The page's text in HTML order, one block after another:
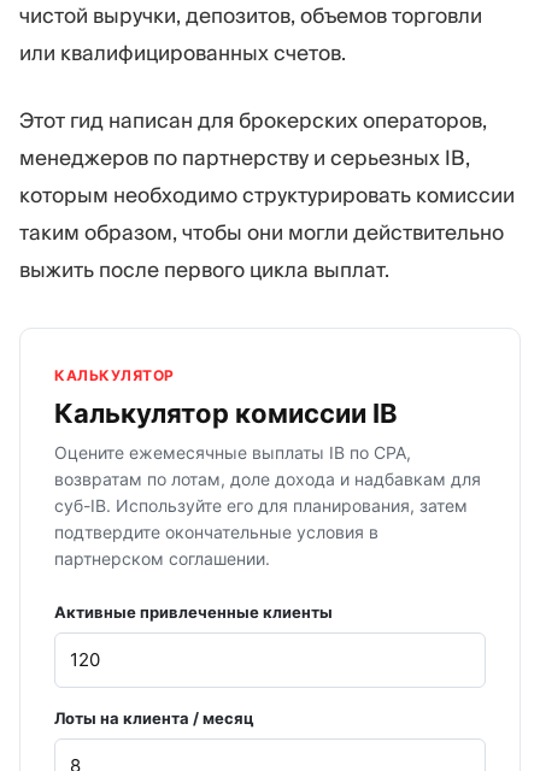
чистой выручки, депозитов, объемов торговли
или квалифицированных счетов.
Этот гид написан для брокерских операторов,
менеджеров по партнерству и серьезных IB,
которым необходимо структурировать комиссии
таким образом, чтобы они могли действительно
выжить после первого цикла выплат.
КАЛЬКУЛЯТОР
Калькулятор комиссии IB
Оцените ежемесячные выплаты IB по CPA,
возвратам по лотам, доле дохода и надбавкам для
суб-IB. Используйте его для планирования, затем
подтвердите окончательные условия в
партнерском соглашении.
Активные привлеченные клиенты
Лоты на клиента / месяц